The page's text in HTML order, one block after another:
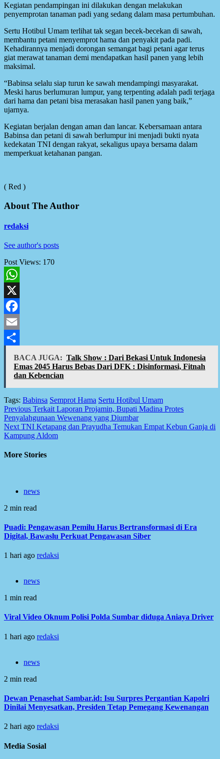
Kegiatan pendampingan ini dilakukan dengan melakukan
penyemprotan tanaman padi yang sedang dalam masa pertumbuhan.
Sertu Hotibul Umam terlihat tak segan becek-becekan di sawah,
membantu petani menyemprot hama dan penyakit pada padi.
Kehadirannya menjadi dorongan semangat bagi petani agar terus
giat merawat tanaman demi mendapatkan hasil panen yang lebih
maksimal.
“Babinsa selalu siap turun ke sawah mendampingi masyarakat.
Meski harus berlumuran lumpur, yang terpenting adalah padi terjaga
dari hama dan petani bisa merasakan hasil panen yang baik,”
ujarnya.
Kegiatan berjalan dengan aman dan lancar. Kebersamaan antara
Babinsa dan petani di sawah berlumpur ini menjadi bukti nyata
kedekatan TNI dengan rakyat, sekaligus upaya bersama dalam
memperkuat ketahanan pangan.
( Red )
About The Author
redaksi
See author's posts
Post Views: 170
WhatsApp
X
Facebook
Email
Share
BACA JUGA: Talk Show : Dari Bekasi Untuk Indonesia
Emas 2045 Harus Bebas Dari DFK : Disinformasi, Fitnah
dan Kebencian
Tags: Babinsa Semprot Hama Sertu Hotibul Umam
Post
navigation
Previous Terkait Laporan Projamin, Bupati Madina Protes
Penyalahgunaan Wewenang yang Diumbar
Next TNI Ketapang dan Prayudha Temukan Empat Kebun Ganja di
Kampung Aldom
More Stories
news
2 min read
Puadi: Pengawasan Pemilu Harus Bertransformasi di Era
Digital, Bawaslu Perkuat Pengawasan Siber
1 hari ago redaksi
news
1 min read
Viral Video Oknum Polisi Polda Sumbar diduga Aniaya Driver
1 hari ago redaksi
news
2 min read
Dewan Penasehat Sambar.id: Isu Surpres Pergantian Kapolri
Dinilai Menyesatkan, Presiden Tetap Pemegang Kewenangan
2 hari ago redaksi
Media Sosial